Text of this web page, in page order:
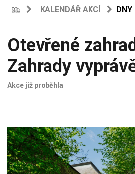
KALENDÁŘ AKCÍ DNY
Otevřené
Zahrady
Akce již proběhla